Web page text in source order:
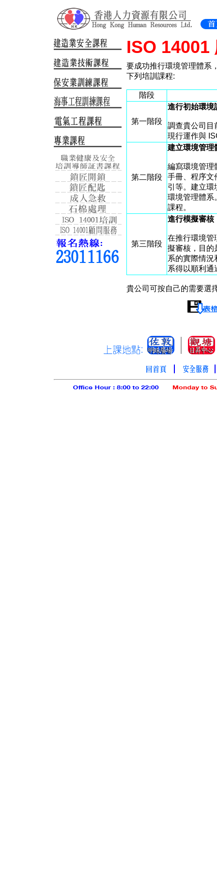
ISO 14001
要成功推行環境管理體系
下列培訓課程:
階段
第一階段
進行初始環境
調查貴公司目
現行運作與
第二階段
建立環境管理
編寫環境管理
手冊、程序文
引等。建立環
環境管理體系
課程。
第三階段
進行模擬審核
在推行環境管
擬審核，目的
系的實際情況
系得以順利通
貴公司可按自己的需要選